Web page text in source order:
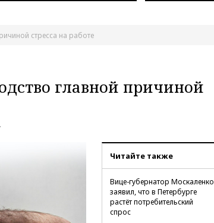
стресса на работе
главной причиной
Читайте также
Вице-губернатор Москаленко
заявил, что в Петербурге
растёт потребительский
спрос